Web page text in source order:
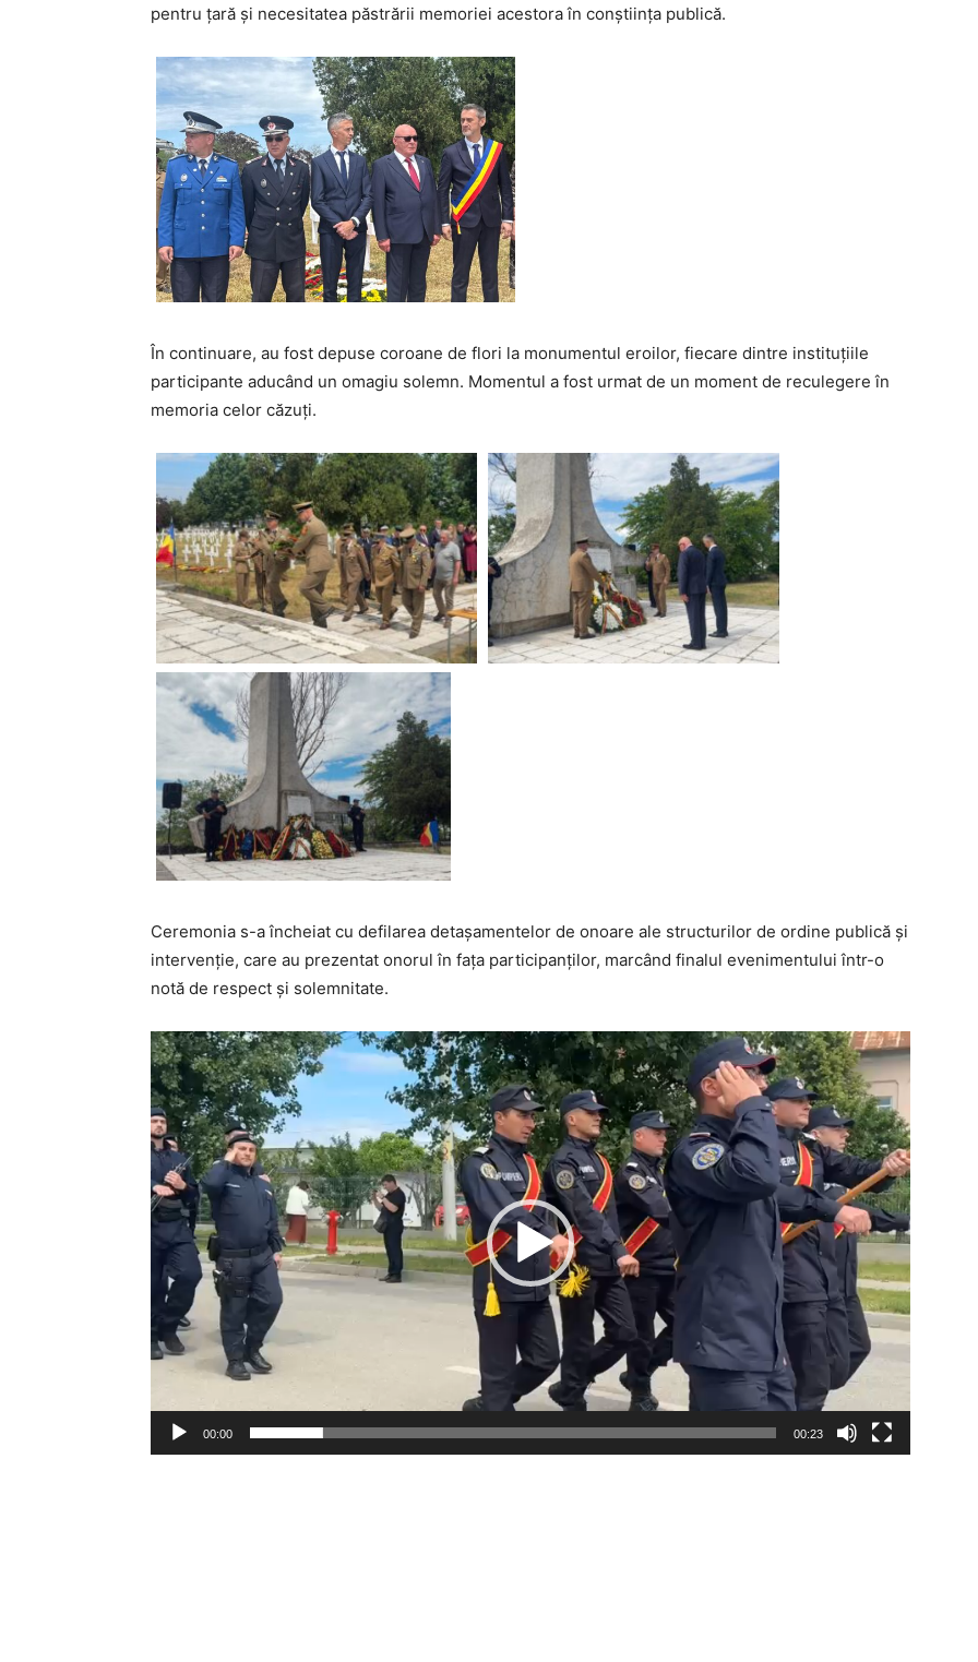
pentru țară și necesitatea păstrării memoriei acestora în conștiința publică.
În continuare, au fost depuse coroane de flori la monumentul eroilor, fiecare dintre instituțiile
participante aducând un omagiu solemn. Momentul a fost urmat de un moment de reculegere în
memoria celor căzuți.
Ceremonia s-a încheiat cu defilarea detașamentelor de onoare ale structurilor de ordine publică și
intervenție, care au prezentat onorul în fața participanților, marcând finalul evenimentului într-o
notă de respect și solemnitate.
Player
video
00:00 00:23